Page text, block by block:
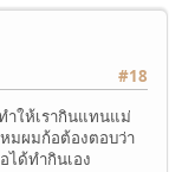
#18
ให้เรากินแทนแม่
มผมก้อต้องตอบว่า
ได้ทำกินเอง